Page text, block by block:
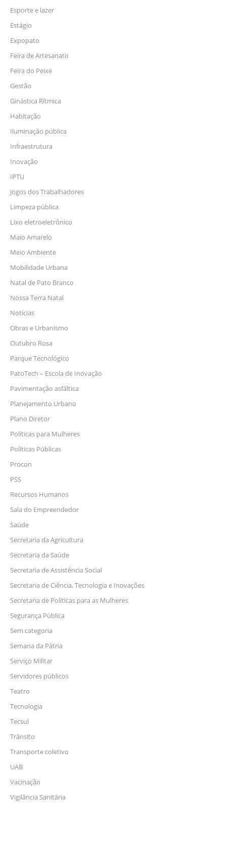
Esporte e lazer
Estágio
Expopato
Feira de Artesanato
Feira do Peixe
Gestão
Ginástica Rítmica
Habitação
Iluminação pública
Infraestrutura
Inovação
IPTU
Jogos dos Trabalhadores
Limpeza pública
Lixo eletroeletrônico
Maio Amarelo
Meio Ambiente
Mobilidade Urbana
Natal de Pato Branco
Nossa Terra Natal
Notícias
Obras e Urbanismo
Outubro Rosa
Parque Tecnológico
PatoTech – Escola de Inovação
Pavimentação asfáltica
Planejamento Urbano
Plano Diretor
Políticas para Mulheres
Políticas Públicas
Procon
PSS
Recursos Humanos
Sala do Empreendedor
Saúde
Secretaria da Agricultura
Secretaria da Saúde
Secretaria de Assistência Social
Secretaria de Ciência, Tecnologia e Inovações
Secretaria de Políticas para as Mulheres
Segurança Pública
Sem categoria
Semana da Pátria
Serviço Militar
Servidores públicos
Teatro
Tecnologia
Tecsul
Trânsito
Transporte coletivo
UAB
Vacinação
Vigilância Sanitária